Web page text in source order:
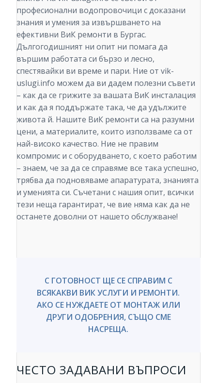
професионални водопровочици с доказани
знания и умения за извършването на
ефективни ВиК ремонти в Бургас.
Дългогодишният ни опит ни помага да
вършим работата си бързо и лесно,
спестявайки ви време и пари. Ние от vik-
uslugi.infо можем да ви дадем полезни съвети
– как да се грижите за вашата ВиК инсталация
и как да я поддържате така, че да удължите
живота й. Нашите ВиК ремонти са на разумни
цени, а материалите, които използваме са от
най-високо качество. Ние не правим
компромис и с оборудването, с което работим
– знаем, че за да се справяме все така успешно,
трябва да подновяваме апаратурата, знанията
и уменията си. Съчетани с нашия опит, всички
тези неща гарантират, че вие няма как да не
останете доволни от нашето обслужване!
С ГОТОВНОСТ ЩЕ СЕ СПРАВИМ С
ВСЯКАКВИ ВИК УСЛУГИ И РЕМОНТИ.
АКО СЕ НУЖДАЕТЕ ОТ МОНТАЖ ИЛИ
ДРУГИ ОДОБРЕНИЯ, СЪЩО СМЕ
НАСРЕЩА.
ЧЕСТО ЗАДАВАНИ ВЪПРОСИ